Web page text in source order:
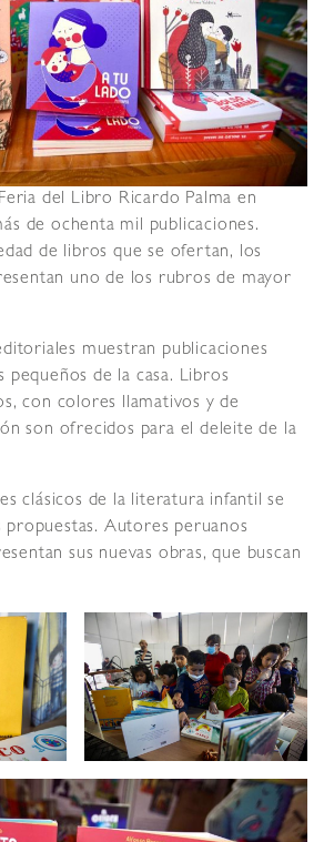
del Libro Ricardo Palma en
de ochenta mil publicaciones.
de libros que se ofertan, los
uno de los rubros de mayor
muestran publicaciones
pequeños de la casa. Libros
con colores llamativos y de
son ofrecidos para el deleite de la
clásicos de la literatura infantil se
propuestas. Autores peruanos
sus nuevas obras, que buscan